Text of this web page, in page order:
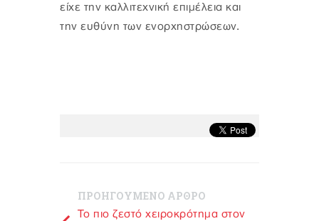
είχε την καλλιτεχνική επιμέλεια και
την ευθύνη των ενορχηστρώσεων.
ΠΡΟΗΓΟΥΜΕΝΟ ΑΡΘΡΟ
Το πιο ζεστό χειροκρότημα στον